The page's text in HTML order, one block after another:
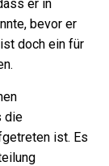
er in
bevor er
doch ein für
die
ist. Es